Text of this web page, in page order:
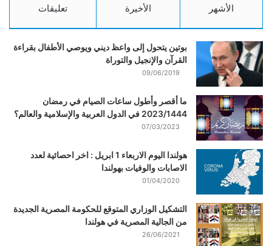
الأشهر الأخيرة تعليقات
بوتين يتحول إلى واعظ ديني ويوصي الأطفال بقراءة
القرآن والإنجيل والتوراة
09/06/2019
ما أقصر وأطول ساعات الصيام في رمضان
2023/1444 في الدول العربية والإسلامية والعالم؟
07/03/2023
هولندا اليوم الاربعاء 1 ابريل : اخر احصائية لعدد
الاصابات والوفيات بهولندا
01/04/2020
التشكيل الوزاري المتوقع للحكومة المصرية الجديدة
من الجالية المصرية في هولندا
26/06/2021